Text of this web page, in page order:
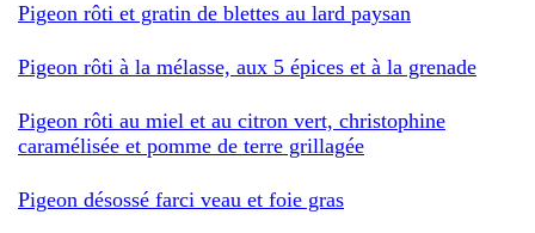
Pigeon rôti et gratin de blettes au lard paysan
Pigeon rôti à la mélasse, aux 5 épices et à la grenade
Pigeon rôti au miel et au citron vert, christophine
caramélisée et pomme de terre grillagée
Pigeon désossé farci veau et foie gras